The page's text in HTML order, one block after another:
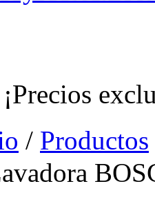
/ Productos